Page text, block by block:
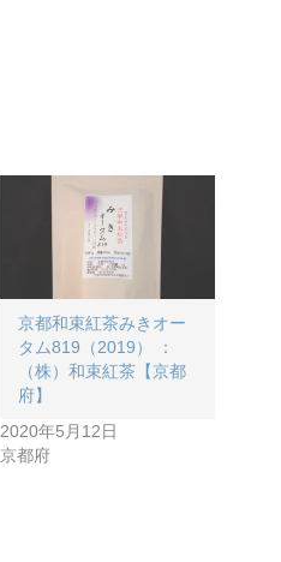
京都和束紅茶みきオー
タム819（2019） ：
（株）和束紅茶【京都
府】
2020年5月12日
京都府